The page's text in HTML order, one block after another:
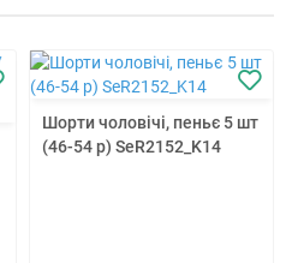
Шорти чоловічі, пеньє 5 шт
(46-54 р) SeR2152_K14